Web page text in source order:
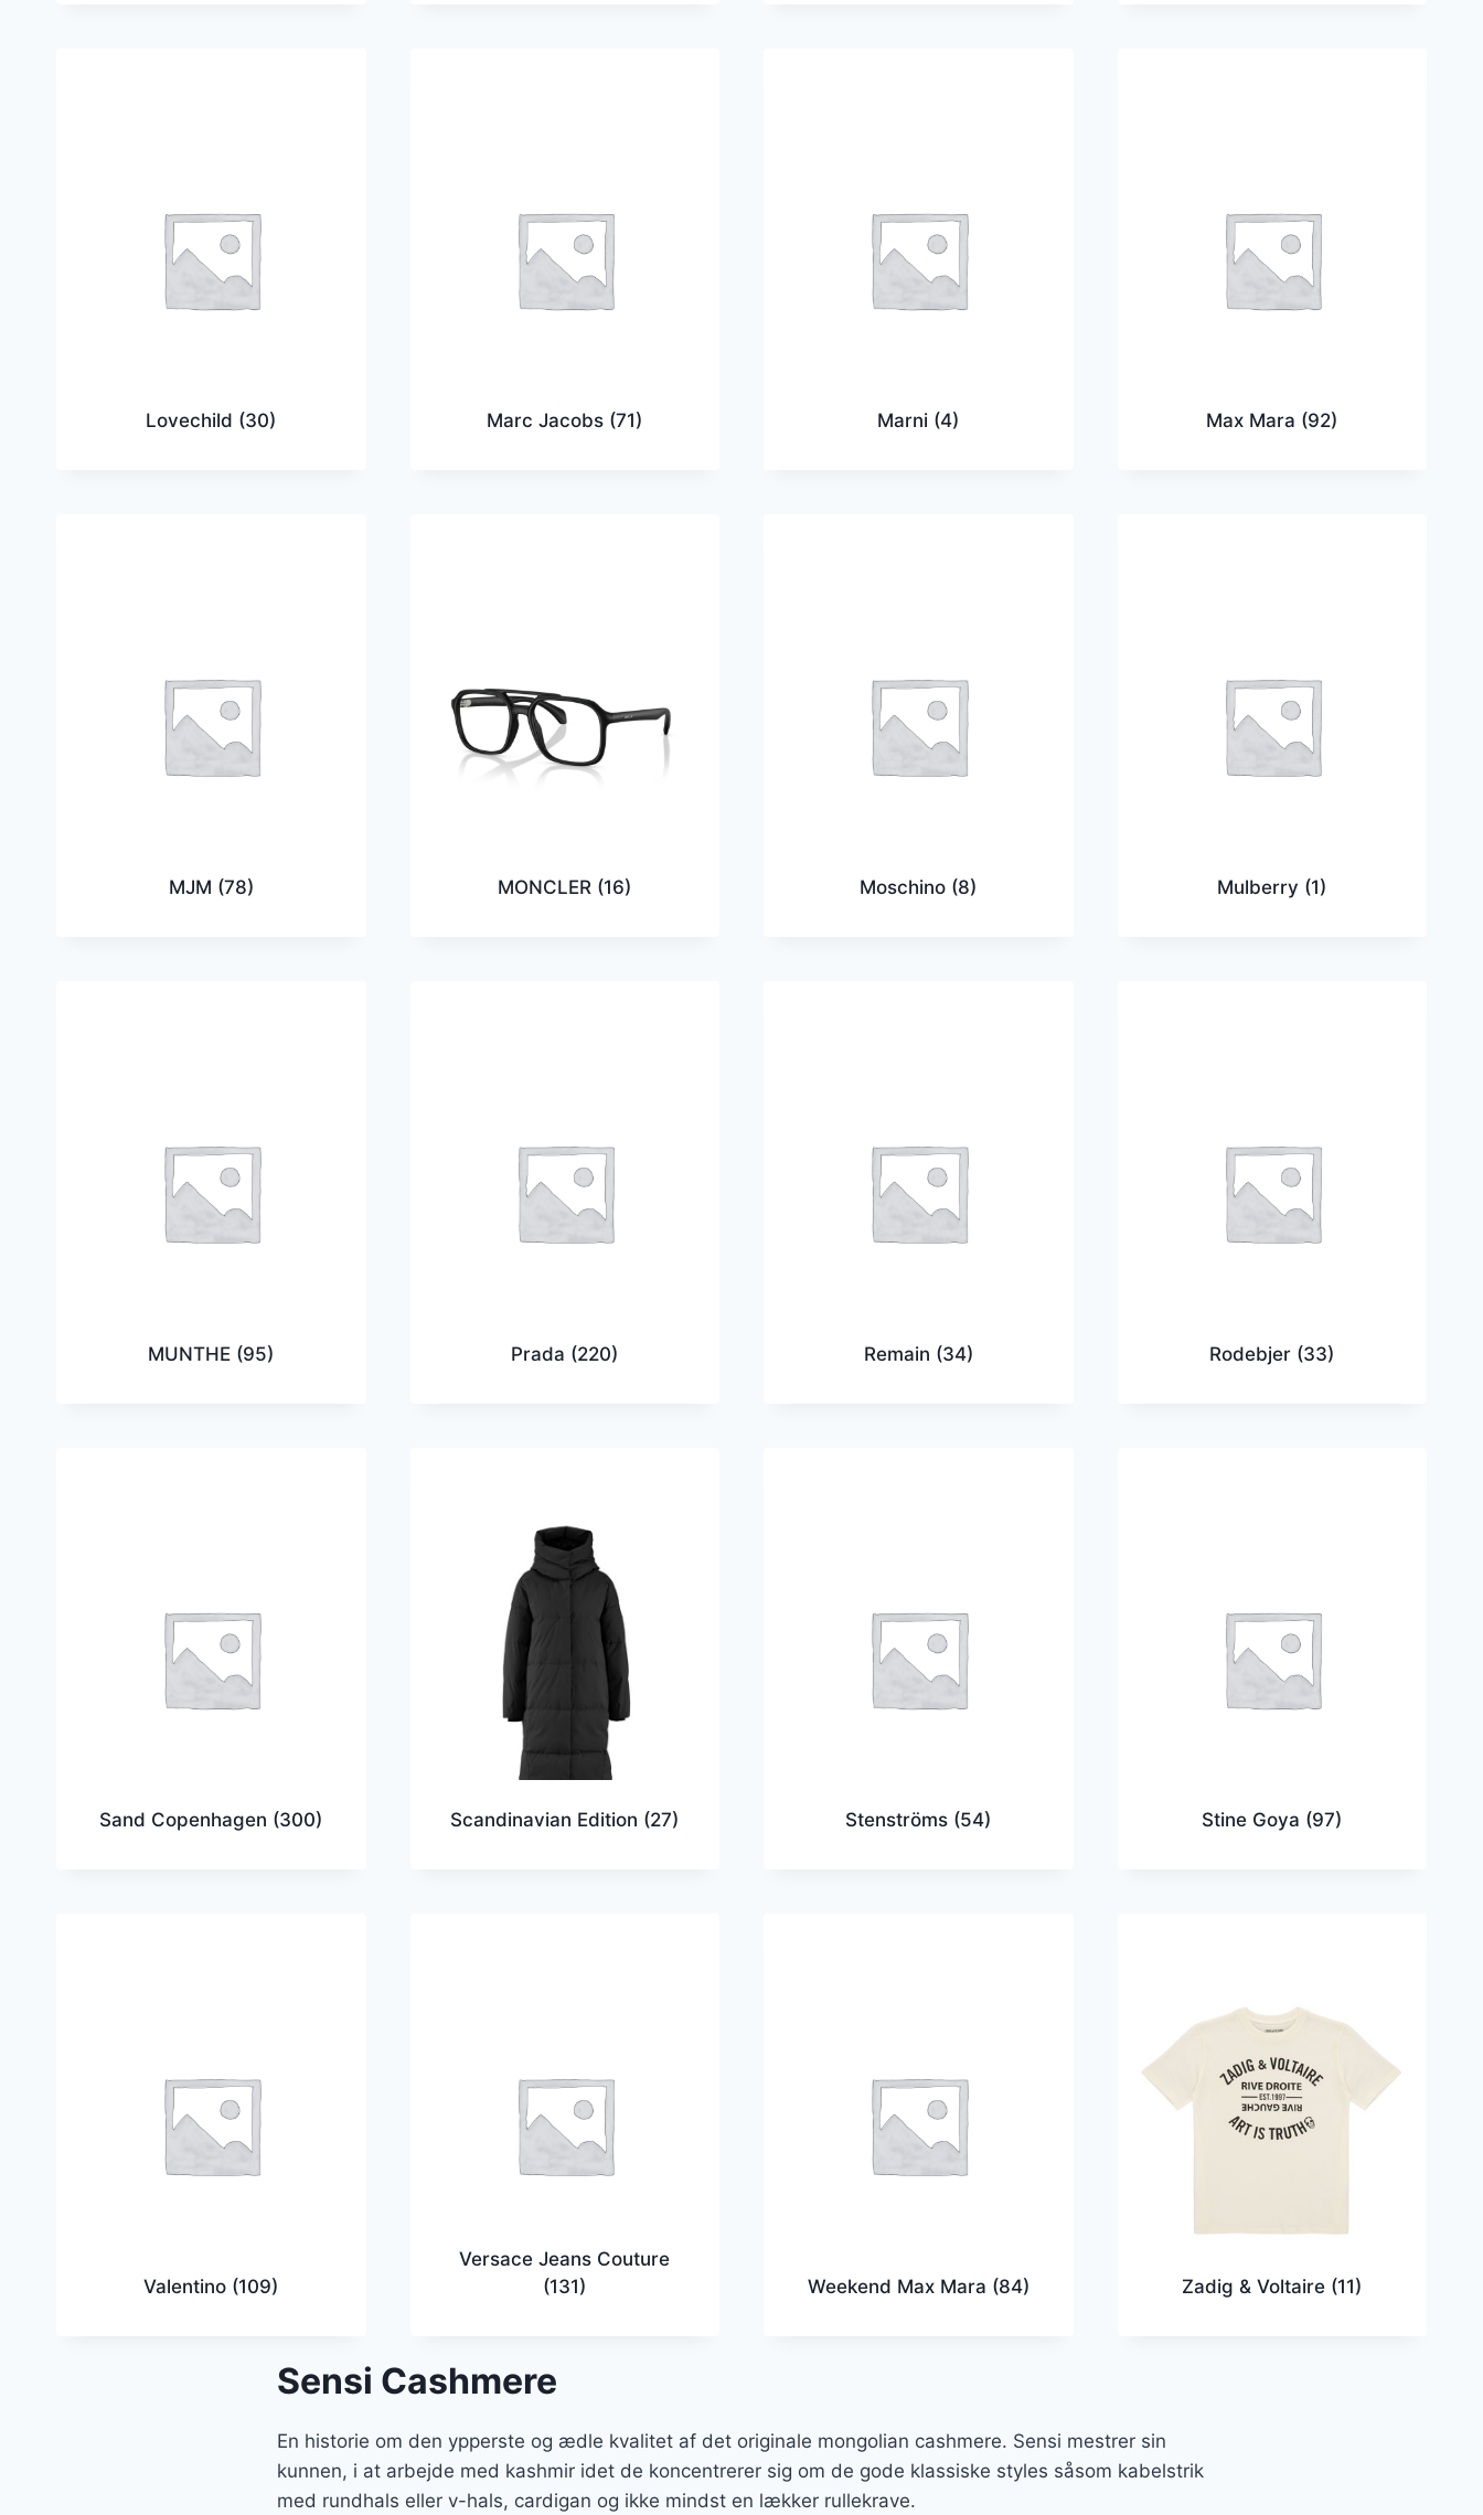
Lovechild (30) Marc Jacobs (71) Marni (4) Max Mara (92)
MJM (78) MONCLER (16) Moschino (8) Mulberry (1)
MUNTHE (95) Prada (220) Remain (34) Rodebjer (33)
Sand Copenhagen (300) Scandinavian Edition (27) Stenströms (54) Stine Goya (97)
Valentino (109)
Versace Jeans Couture
(131)
Weekend Max Mara (84) Zadig & Voltaire (11)
Sensi Cashmere
En historie om den ypperste og ædle kvalitet af det originale mongolian cashmere. Sensi mestrer sin
kunnen, i at arbejde med kashmir idet de koncentrerer sig om de gode klassiske styles såsom kabelstrik
med rundhals eller v-hals, cardigan og ikke mindst en lækker rullekrave.